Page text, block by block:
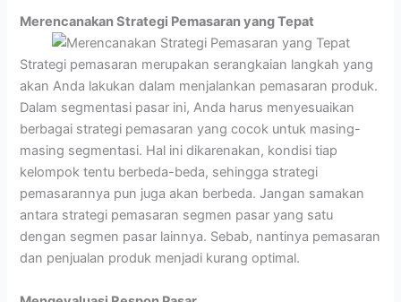
Merencanakan Strategi Pemasaran yang Tepat
Strategi pemasaran merupakan serangkaian langkah yang
akan Anda lakukan dalam menjalankan pemasaran produk.
Dalam segmentasi pasar ini, Anda harus menyesuaikan
berbagai strategi pemasaran yang cocok untuk masing-
masing segmentasi. Hal ini dikarenakan, kondisi tiap
kelompok tentu berbeda-beda, sehingga strategi
pemasarannya pun juga akan berbeda. Jangan samakan
antara strategi pemasaran segmen pasar yang satu
dengan segmen pasar lainnya. Sebab, nantinya pemasaran
dan penjualan produk menjadi kurang optimal.